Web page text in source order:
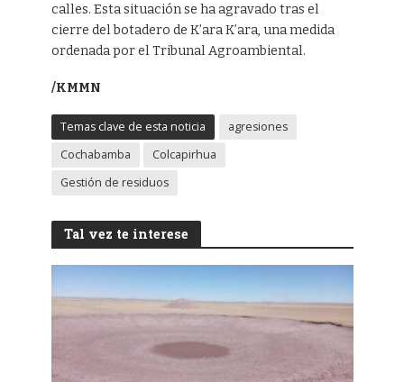
calles. Esta situación se ha agravado tras el
cierre del botadero de K’ara K’ara, una medida
ordenada por el Tribunal Agroambiental.
/KMMN
Temas clave de esta noticia
agresiones
Cochabamba
Colcapirhua
Gestión de residuos
Tal vez te interese